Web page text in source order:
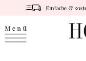
Einfache &
Menü